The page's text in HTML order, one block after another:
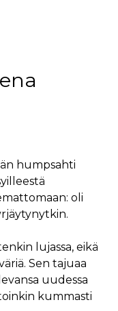
humpsahti
oli
lujassa, eikä
Sen tajuaa
uudessa
kummasti